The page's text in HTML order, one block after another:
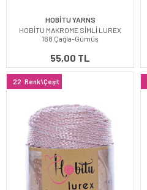
HOBİTU YARNS
HOBİTU MAKROME SİMLİ LUREX
168 Çağla-Gümüş
55,00 TL
22 Renk\Çeşit